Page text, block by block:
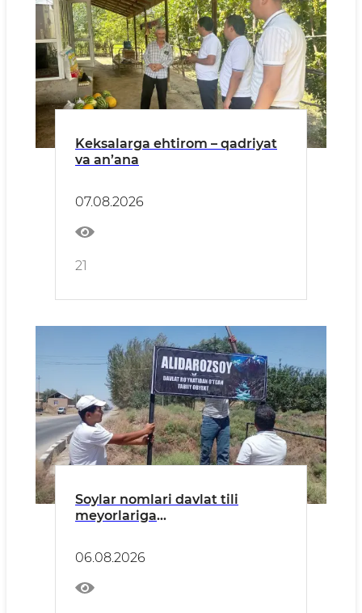
Keksalarga ehtirom – qadriyat
va an’ana
07.08.2026
21
Soylar nomlari davlat tili
meyorlariga
06.08.2026